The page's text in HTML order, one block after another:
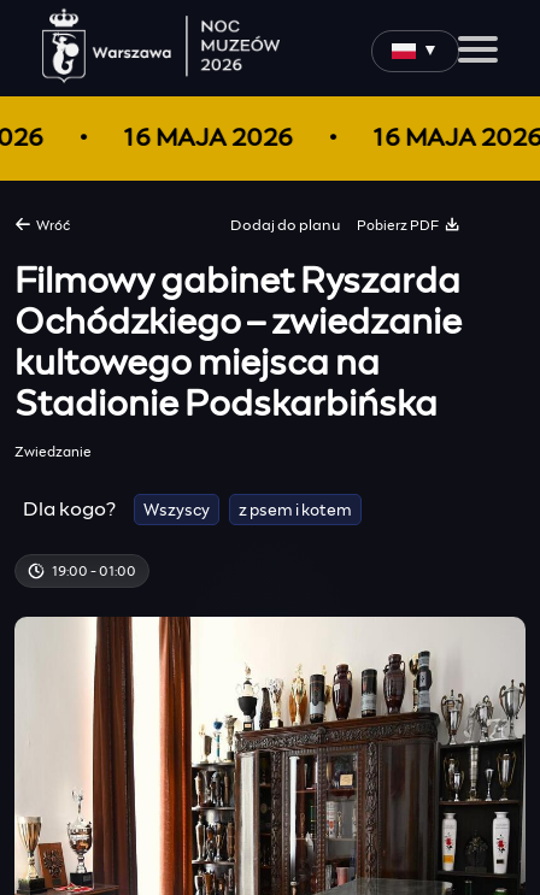
▼
16 MAJA 2026 16 MAJA
Dodaj do planu Pobierz PDF
Wróć
Filmowy gabinet Ryszarda
Ochódzkiego – zwiedzanie
kultowego miejsca na
Stadionie Podskarbińska
Zwiedzanie
Dla kogo? Wszyscy z psem i kotem
19:00 - 01:00